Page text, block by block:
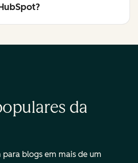
da
para blogs em mais de um